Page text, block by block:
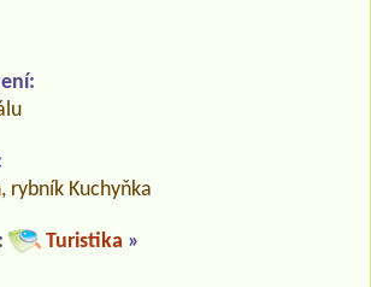
rybník Kuchyňka
Turistika »